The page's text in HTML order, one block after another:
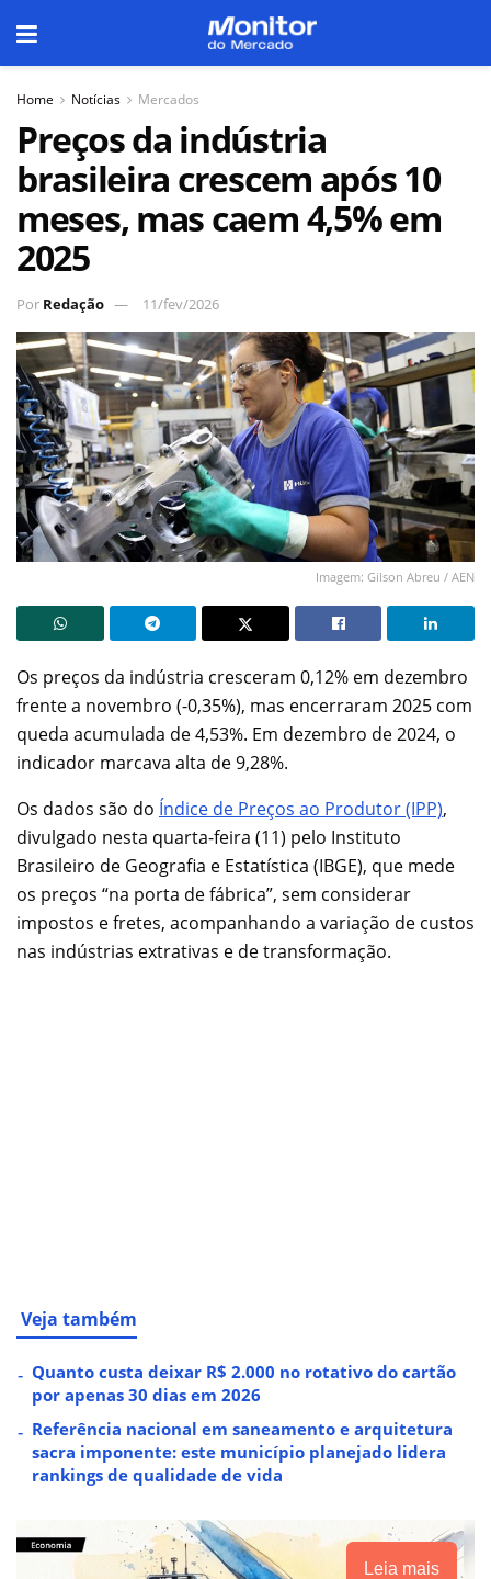
Home Notícias Mercados
Preços da indústria
brasileira crescem após 10
meses, mas caem 4,5% em
2025
Por Redação 11/fev/2026
Imagem: Gilson Abreu / AEN
Os preços da indústria cresceram 0,12% em dezembro
frente a novembro (-0,35%), mas encerraram 2025 com
queda acumulada de 4,53%. Em dezembro de 2024, o
indicador marcava alta de 9,28%.
Os dados são do Índice de Preços ao Produtor (IPP),
divulgado nesta quarta-feira (11) pelo Instituto
Brasileiro de Geografia e Estatística (IBGE), que mede
os preços “na porta de fábrica”, sem considerar
impostos e fretes, acompanhando a variação de custos
nas indústrias extrativas e de transformação.
Veja também
Quanto custa deixar R$ 2.000 no rotativo do cartão
por apenas 30 dias em 2026
Referência nacional em saneamento e arquitetura
sacra imponente: este município planejado lidera
rankings de qualidade de vida
Leia mais